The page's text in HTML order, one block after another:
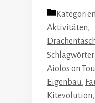
Kategorien
Aktivitäten,
Schlagwörter
Aiolos on
Eigenbau,
Kitevolution,